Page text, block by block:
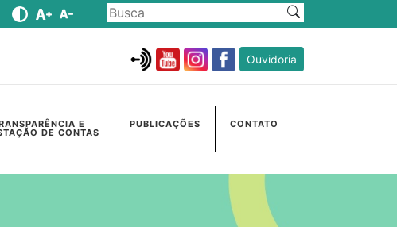
Ouvidoria
E
DE CONTAS
PUBLICAÇÕES CONTATO